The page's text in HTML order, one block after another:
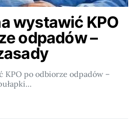
wystawić KPO
odpadów –
KPO po odbiorze odpadów –